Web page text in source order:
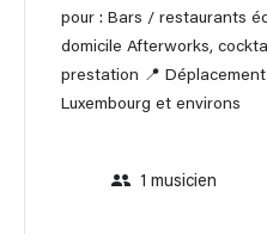
pour : Bars / restaurants
domicile Afterworks,
prestation 📍
Luxembourg et environs
1 musicien